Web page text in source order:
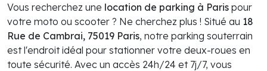
Vous recherchez une location de parking à Paris pour
votre moto ou scooter ? Ne cherchez plus ! Situé au 18
Rue de Cambrai, 75019 Paris, notre parking souterrain
est l'endroit idéal pour stationner votre deux-roues en
toute sécurité. Avec un accès 24h/24 et 7j/7, vous